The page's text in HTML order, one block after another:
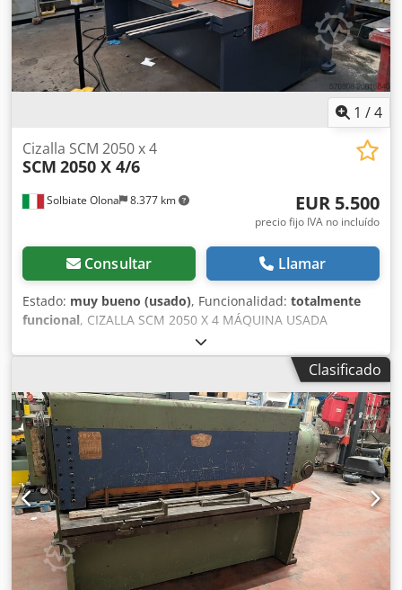
1 /4
Solbiate Olona 8.377 km
Cizalla SCM 2050 x 4
SCM 2050 X 4/6
EUR 5.500
precio fijo IVA no incluído
Consultar Llamar
Estado: muy bueno (usado), Funcionalidad: totalmente
funcional, CIZALLA SCM 2050 X 4 MÁQUINA USADA
CÓDIGO INTERNO: SVR 365 Dkodpfxjxzgyke Ai Eor
Clasificado